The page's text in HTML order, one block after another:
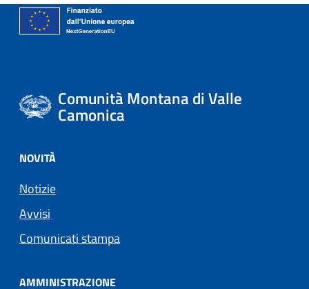
Comunità Montana di Valle
Camonica
NOVITÀ
Notizie
Avvisi
Comunicati stampa
AMMINISTRAZIONE